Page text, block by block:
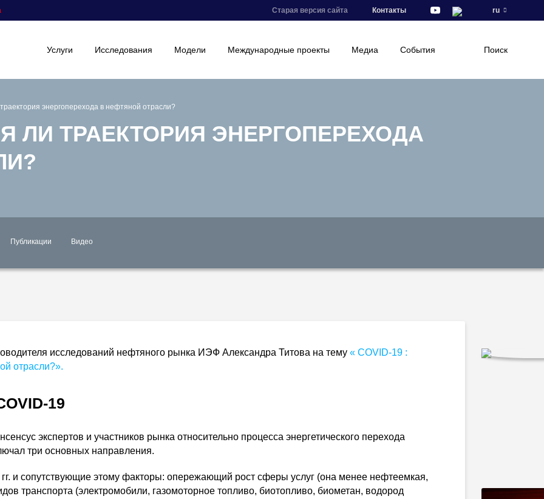
Старая версия сайта Контакты ru
Услуги Исследования Модели Международные проекты Медиа События Поиск
энергоперехода в нефтяной отрасли?
ЛИ ТРАЕКТОРИЯ ЭНЕРГОПЕРЕХОДА
Публикации Видео
исследований нефтяного рынка ИЭФ Александра Титова на тему « COVID-19 :
отрасли?».
19
экспертов и участников рынка относительно процесса энергетического перехода
три основных направления.
и сопутствующие этому факторы: опережающий рост сферы услуг (она менее нефтеемкая,
транспорта (электромобили, газомоторное топливо, биотопливо, биометан, водород